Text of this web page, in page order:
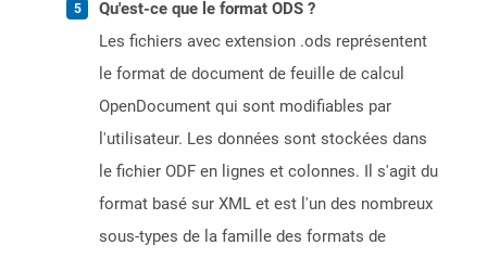
Qu'est-ce que le format ODS ?
Les fichiers avec extension .ods représentent
le format de document de feuille de calcul
OpenDocument qui sont modifiables par
l'utilisateur. Les données sont stockées dans
le fichier ODF en lignes et colonnes. Il s'agit du
format basé sur XML et est l'un des nombreux
sous-types de la famille des formats de